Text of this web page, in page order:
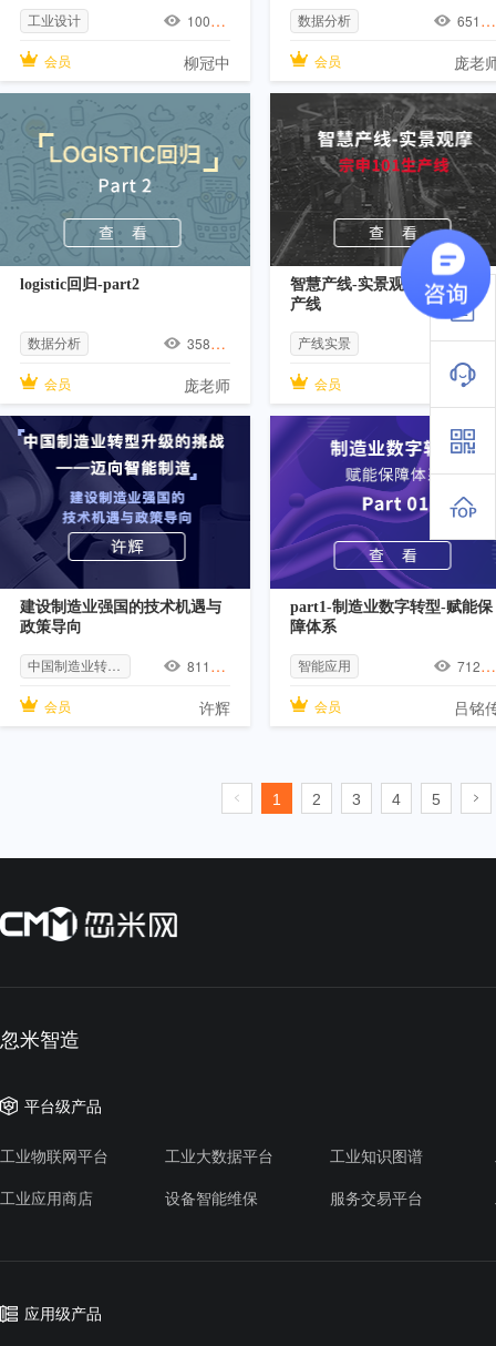
工业设计 10086
会员 柳冠中
数据分析 6513
会员 庞老
logistic回归-part2
数据分析 3588 人
会员 庞老师
智慧产线-实景观摩-宗申101生
产线
产线实景 26528
会员 宗申动
建设制造业强国的技术机遇与
政策导向
8112 人
会员 许辉
part1-制造业数字转型-赋能保
障体系
智能应用 7126
会员 吕铭
1 2 3 4 5
忽米智造
平台级产品
工业物联网平台 工业大数据平台 工业知识图谱
工业应用商店
设备智能维保 服务交易平台
应用级产品